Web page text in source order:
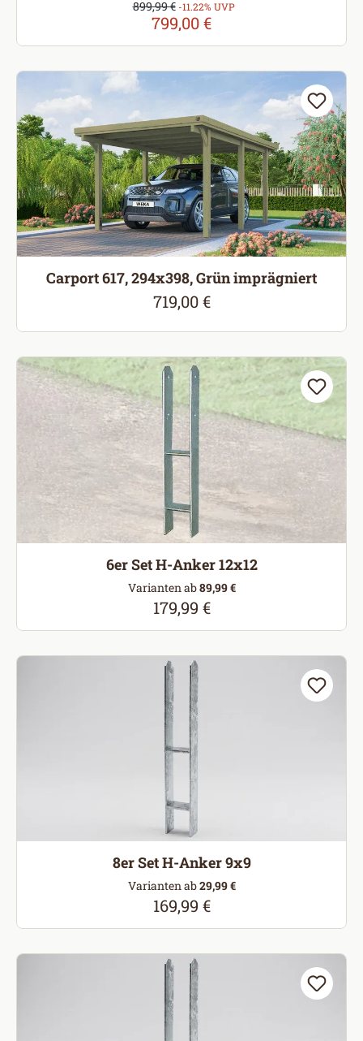
Verkaufspreis:
799,00 €
Regulärer Preis:
899,99 € -11.22% UVP
Carport 617, 294x398, Grün imprägniert
Regulärer Preis:
719,00 €
6er Set H-Anker 12x12
Varianten ab89,99 €
Regulärer Preis:
179,99 €
8er Set H-Anker 9x9
Varianten ab29,99 €
Regulärer Preis:
169,99 €